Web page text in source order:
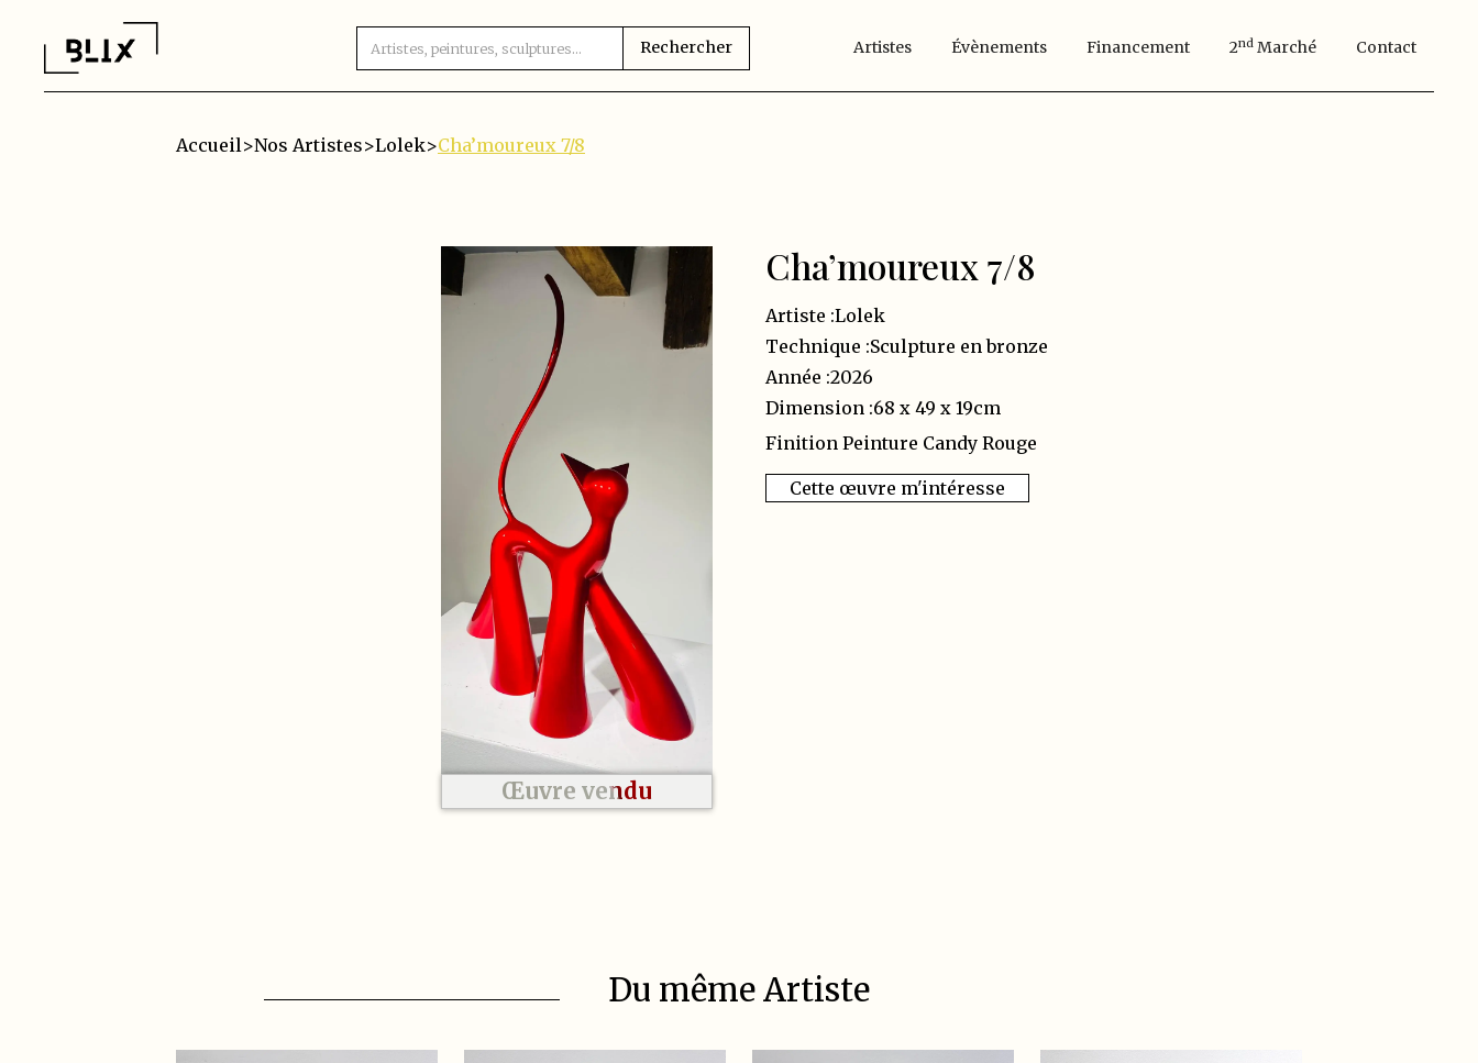
Artistes Évènements Financement 2Nd Marché Contact
Accueil>Nos Artistes>Lolek>Cha’moureux 7/8
Œuvre vendu
Cha’moureux 7/8
Artiste :Lolek
Technique :Sculpture en bronze
Année :2026
Dimension :68 x 49 x 19cm
Finition Peinture Candy Rouge
Cette œuvre m'intéresse
Du même Artiste